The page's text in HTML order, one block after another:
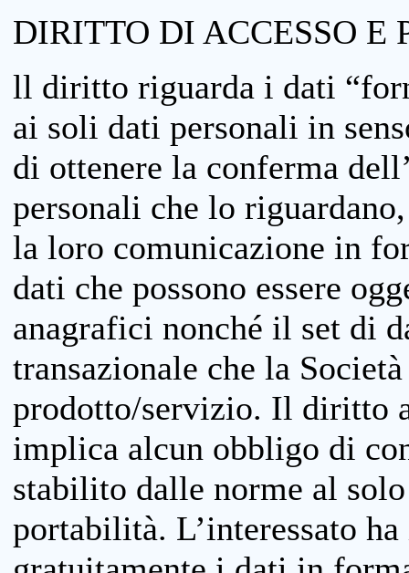
DIRITTO DI ACCESSO
ll diritto riguarda i dati
ai soli dati personali in
di ottenere la conferma
personali che lo
la loro comunicazione in
dati che possono essere
anagrafici nonché il set di
transazionale che la
prodotto/servizio. Il diritto
implica alcun obbligo di
stabilito dalle norme al
portabilità. L’interessato